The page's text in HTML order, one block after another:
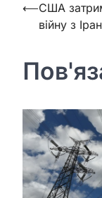
Навігація
записів
⟵США
війну з